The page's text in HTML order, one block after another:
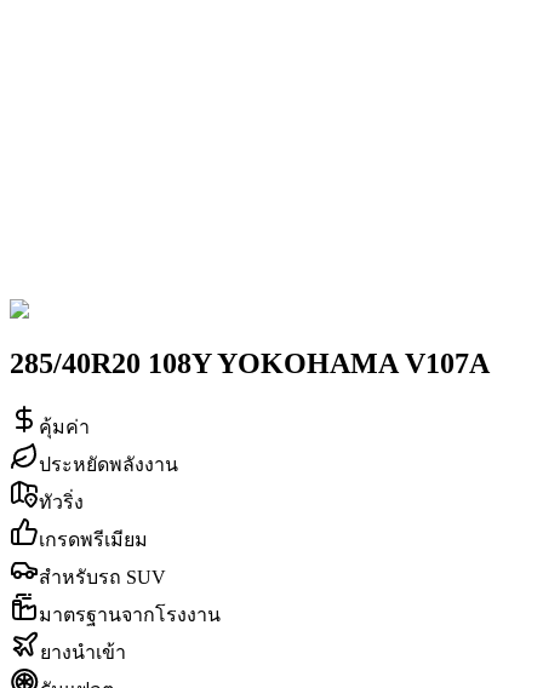
285/40R20 108Y YOKOHAMA V107A
คุ้มค่า
ประหยัดพลังงาน
ทัวริ่ง
เกรดพรีเมียม
สำหรับรถ SUV
มาตรฐานจากโรงงาน
ยางนำเข้า